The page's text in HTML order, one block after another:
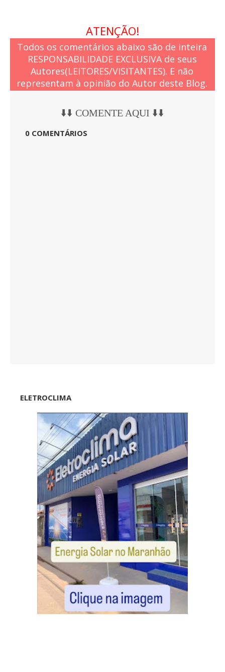
ATENÇÃO!
Todos os comentários abaixo são de inteira
RESPONSABILIDADE EXCLUSIVA de seus
Autores(LEITORES/VISITANTES). E não
representam à opinião do Autor deste Blog.
⬇️⬇️ COMENTE AQUI ⬇️⬇️
0 COMENTÁRIOS
ELETROCLIMA